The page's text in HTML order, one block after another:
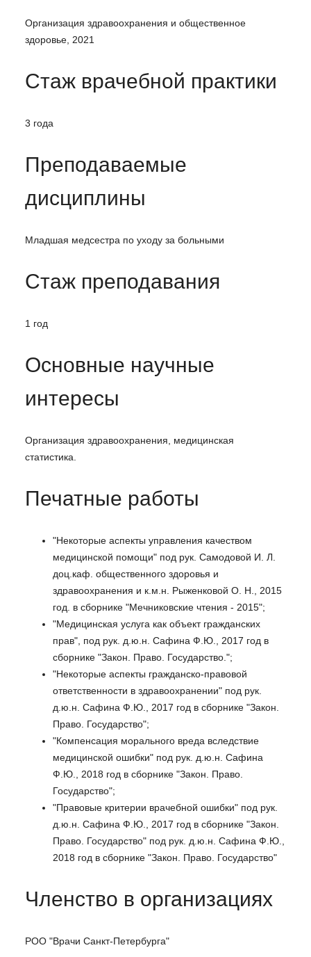
Организация здравоохранения и общественное
здоровье, 2021
Стаж врачебной практики
3 года
Преподаваемые
дисциплины
Младшая медсестра по уходу за больными
Стаж преподавания
1 год
Основные научные
интересы
Организация здравоохранения, медицинская
статистика.
Печатные работы
"Некоторые аспекты управления качеством
медицинской помощи" под рук. Самодовой И. Л.
доц.каф. общественного здоровья и
здравоохранения и к.м.н. Рыженковой О. Н., 2015
год. в сборнике "Мечниковские чтения - 2015";
"Медицинская услуга как объект гражданских
прав", под рук. д.ю.н. Сафина Ф.Ю., 2017 год в
сборнике "Закон. Право. Государство.";
"Некоторые аспекты гражданско-правовой
ответственности в здравоохранении" под рук.
д.ю.н. Сафина Ф.Ю., 2017 год в сборнике "Закон.
Право. Государство";
"Компенсация морального вреда вследствие
медицинской ошибки" под рук. д.ю.н. Сафина
Ф.Ю., 2018 год в сборнике "Закон. Право.
Государство";
"Правовые критерии врачебной ошибки" под рук.
д.ю.н. Сафина Ф.Ю., 2017 год в сборнике "Закон.
Право. Государство" под рук. д.ю.н. Сафина Ф.Ю.,
2018 год в сборнике "Закон. Право. Государство"
Членство в организациях
РОО "Врачи Санкт-Петербурга"